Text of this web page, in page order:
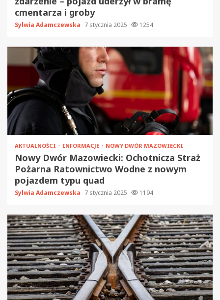
cmentarza i groby
Sylwia Adamczewska 7 stycznia 2025 1254
AKTUALNOŚCI INFORMACJE NOWY DWÓR MAZOWIECKI
Nowy Dwór Mazowiecki: Ochotnicza Straż
Pożarna Ratownictwo Wodne z nowym
pojazdem typu quad
Sylwia Adamczewska 7 stycznia 2025 1194